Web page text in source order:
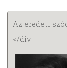
Az eredeti
</div